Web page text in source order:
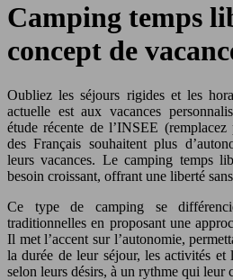
Camping temps
concept de
Oubliez les séjours rigides et les
actuelle est aux vacances
étude récente de l’INSEE
des Français souhaitent plus
leurs vacances. Le camping temps
besoin croissant, offrant une liberté
Ce type de camping se
traditionnelles en proposant une
Il met l’accent sur l’autonomie,
la durée de leur séjour, les activités et
selon leurs désirs, à un rythme qui leur